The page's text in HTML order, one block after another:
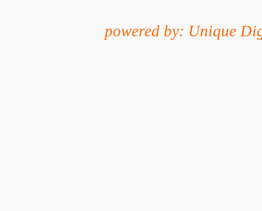
powered by: Unique